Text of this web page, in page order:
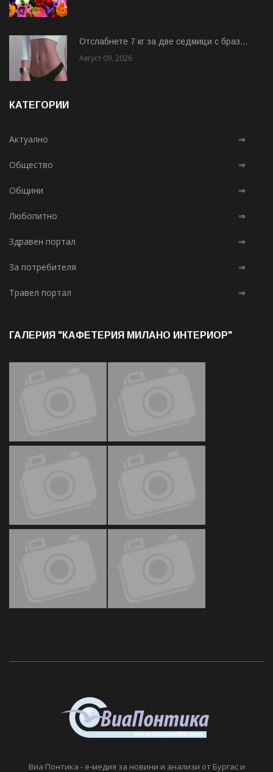
Отслабнете 7 кг за две седмици с браз...
Август 09, 2026
КАТЕГОРИИ
Актуално ⇒
Общество ⇒
Общини ⇒
Любопитно ⇒
Здравен портал ⇒
За потребителя ⇒
Травел портал ⇒
ГАЛЕРИЯ "КАФЕТЕРИЯ МИЛАНО ИНТЕРИОР"
Виа Понтика - е-медия за новини и анализи от Бургас и